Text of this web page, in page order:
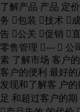
了解产品 产品 定
务 包装 技术 
告 公关 促销 
零售管理 ---  公
素 了解市场 客户
客户的便利 最好
发现和了解客 户
足 和超过客户的